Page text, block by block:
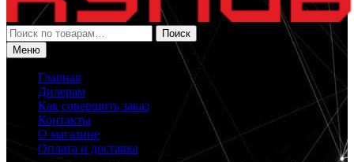
Искать:
Поиск
Меню
Главная
Дилерам
Как совершить заказ
Контакты
О магазине
Оплата и доставка